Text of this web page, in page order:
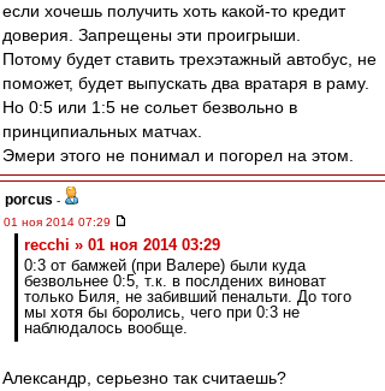
если хочешь получить хоть какой-то кредит
доверия. Запрещены эти проигрыши.
Потому будет ставить трехэтажный автобус, не
поможет, будет выпускать два вратаря в раму.
Но 0:5 или 1:5 не сольет безвольно в
принципиальных матчах.
Эмери этого не понимал и погорел на этом.
porcus -
01 ноя 2014 07:29
recchi » 01 ноя 2014 03:29
0:3 от бамжей (при Валере) были куда
безвольнее 0:5, т.к. в послдених виноват
только Биля, не забивший пенальти. До того
мы хотя бы боролись, чего при 0:3 не
наблюдалось вообще.
Александр, серьезно так считаешь?